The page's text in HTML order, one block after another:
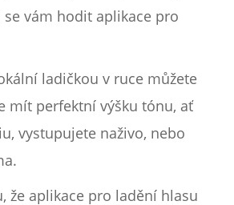
vám hodit aplikace pro
ladičkou v ruce můžete
mít perfektní výšku tónu, ať
vystupujete naživo, nebo
že aplikace pro ladění hlasu